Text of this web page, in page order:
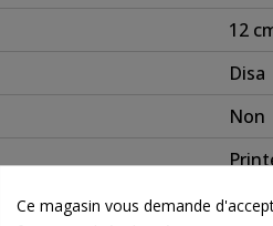
12
Disa
Non
Ce magasin vous demande